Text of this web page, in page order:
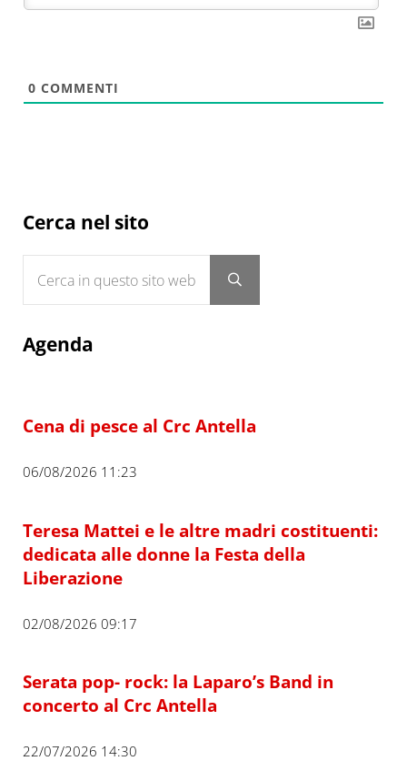
0 COMMENTI
Sidebar
Cerca nel sito
Submit search
Agenda
Cena di pesce al Crc Antella
06/08/2026 11:23
Teresa Mattei e le altre madri costituenti:
dedicata alle donne la Festa della
Liberazione
02/08/2026 09:17
Serata pop- rock: la Laparo’s Band in
concerto al Crc Antella
22/07/2026 14:30